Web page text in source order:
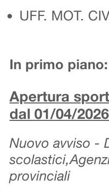
UFF. MOT.
In primo piano:
Apertura
dal 01/04/2026
Nuovo avviso -
provinciali